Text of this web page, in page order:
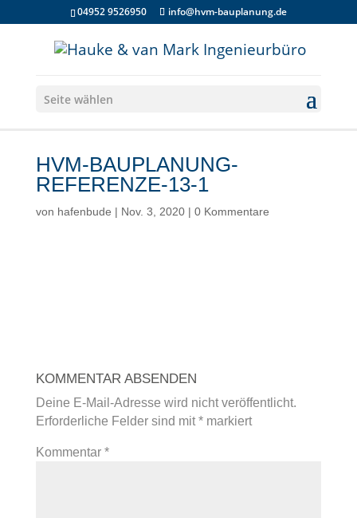
04952 9526950 info@hvm-bauplanung.de
Seite wählen
HVM-BAUPLANUNG-
REFERENZE-13-1
von hafenbude | Nov. 3, 2020| 0 Kommentare
KOMMENTAR ABSENDEN
Deine E-Mail-Adresse wird nicht veröffentlicht.
Erforderliche Felder sind mit *markiert
Kommentar *